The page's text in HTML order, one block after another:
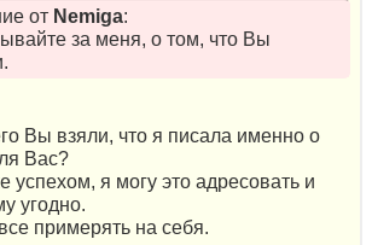
от Nemiga:
за меня, о том, что Вы
Вы взяли, что я писала именно о
Вас?
успехом, я могу это адресовать и
угодно.
примерять на себя.